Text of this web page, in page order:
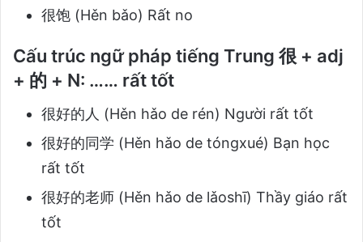
很饱 (Hěn bǎo) Rất no
Cấu trúc ngữ pháp tiếng Trung 很 + adj
+ 的 + N: …… rất tốt
很好的人 (Hěn hǎo de rén) Người rất tốt
很好的同学 (Hěn hǎo de tóngxué) Bạn học
rất tốt
很好的老师 (Hěn hǎo de lǎoshī) Thầy giáo rất
tốt